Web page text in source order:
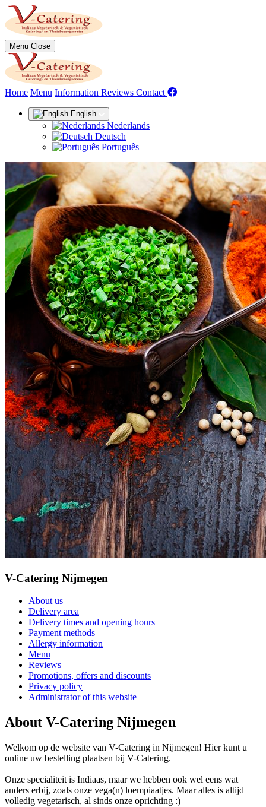
Menu Close
Home Menu Information (current)
Reviews Contact
English
Nederlands
Deutsch
Português
V-Catering Nijmegen
About us
Delivery area
Delivery times and opening hours
Payment methods
Allergy information
Menu
Reviews
Promotions, offers and discounts
Privacy policy
Administrator of this website
About V-Catering Nijmegen
Welkom op de website van V-Catering in Nijmegen! Hier kunt u
online uw bestelling plaatsen bij V-Catering.
Onze specialiteit is Indiaas, maar we hebben ook wel eens wat
anders erbij, zoals onze vega(n) loempiaatjes. Maar alles is altijd
volledig vegetarisch, al sinds onze oprichting :)